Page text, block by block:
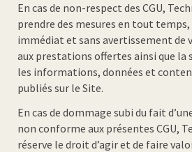
En cas de non-respect des CGU,
prendre des mesures en tout
immédiat et sans avertissement de
aux prestations offertes ainsi que la
les informations, données et
publiés sur le Site.
En cas de dommage subi du fait
non conforme aux présentes CGU,
réserve le droit d’agir et de faire